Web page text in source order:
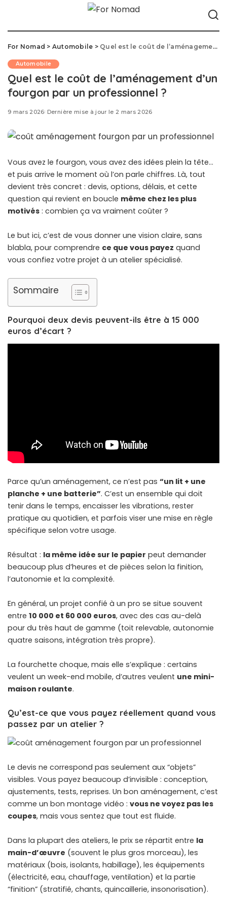
For Nomad > Automobile > Quel est le coût de l’aménagement d’un fourgon par un professionnel ?
Automobile
Quel est le coût de l’aménagement d’un
fourgon par un professionnel ?
9 mars 2026 Dernière mise à jour le 2 mars 2026
Vous avez le fourgon, vous avez des idées plein la tête…
et puis arrive le moment où l’on parle chiffres. Là, tout
devient très concret : devis, options, délais, et cette
question qui revient en boucle même chez les plus
motivés : combien ça va vraiment coûter ?
Le but ici, c’est de vous donner une vision claire, sans
blabla, pour comprendre ce que vous payez quand
vous confiez votre projet à un atelier spécialisé.
Sommaire
Pourquoi deux devis peuvent-ils être à 15 000
euros d’écart ?
Parce qu’un aménagement, ce n’est pas “un lit + une
planche + une batterie”. C’est un ensemble qui doit
tenir dans le temps, encaisser les vibrations, rester
pratique au quotidien, et parfois viser une mise en règle
spécifique selon votre usage.
Résultat : la même idée sur le papier peut demander
beaucoup plus d’heures et de pièces selon la finition,
l’autonomie et la complexité.
En général, un projet confié à un pro se situe souvent
entre 10 000 et 60 000 euros, avec des cas au-delà
pour du très haut de gamme (toit relevable, autonomie
quatre saisons, intégration très propre).
La fourchette choque, mais elle s’explique : certains
veulent un week-end mobile, d’autres veulent une mini-
maison roulante.
Qu’est-ce que vous payez réellement quand vous
passez par un atelier ?
Le devis ne correspond pas seulement aux “objets”
visibles. Vous payez beaucoup d’invisible : conception,
ajustements, tests, reprises. Un bon aménagement, c’est
comme un bon montage vidéo : vous ne voyez pas les
coupes, mais vous sentez que tout est fluide.
Dans la plupart des ateliers, le prix se répartit entre la
main-d’œuvre (souvent le plus gros morceau), les
matériaux (bois, isolants, habillage), les équipements
(électricité, eau, chauffage, ventilation) et la partie
“finition” (stratifié, chants, quincaillerie, insonorisation).